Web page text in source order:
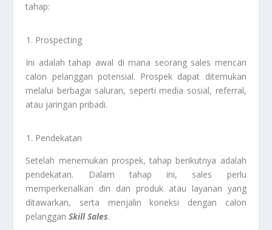
tahap:
Prospecting
Ini adalah tahap awal di mana seorang sales mencari
calon pelanggan potensial. Prospek dapat ditemukan
melalui berbagai saluran, seperti media sosial, referral,
atau jaringan pribadi.
Pendekatan
Setelah menemukan prospek, tahap berikutnya adalah
pendekatan. Dalam tahap ini, sales perlu
memperkenalkan diri dan produk atau layanan yang
ditawarkan, serta menjalin koneksi dengan calon
pelanggan Skill Sales.